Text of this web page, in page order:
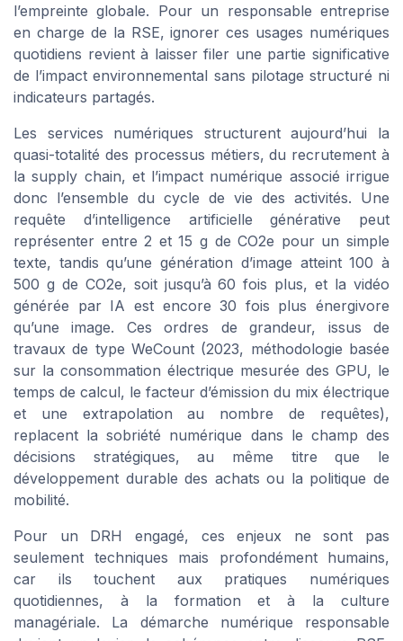
l’empreinte globale. Pour un responsable entreprise
en charge de la RSE, ignorer ces usages numériques
quotidiens revient à laisser filer une partie significative
de l’impact environnemental sans pilotage structuré ni
indicateurs partagés.
Les services numériques structurent aujourd’hui la
quasi-totalité des processus métiers, du recrutement à
la supply chain, et l’impact numérique associé irrigue
donc l’ensemble du cycle de vie des activités. Une
requête d’intelligence artificielle générative peut
représenter entre 2 et 15 g de CO2e pour un simple
texte, tandis qu’une génération d’image atteint 100 à
500 g de CO2e, soit jusqu’à 60 fois plus, et la vidéo
générée par IA est encore 30 fois plus énergivore
qu’une image. Ces ordres de grandeur, issus de
travaux de type WeCount (2023, méthodologie basée
sur la consommation électrique mesurée des GPU, le
temps de calcul, le facteur d’émission du mix électrique
et une extrapolation au nombre de requêtes),
replacent la sobriété numérique dans le champ des
décisions stratégiques, au même titre que le
développement durable des achats ou la politique de
mobilité.
Pour un DRH engagé, ces enjeux ne sont pas
seulement techniques mais profondément humains,
car ils touchent aux pratiques numériques
quotidiennes, à la formation et à la culture
managériale. La démarche numérique responsable